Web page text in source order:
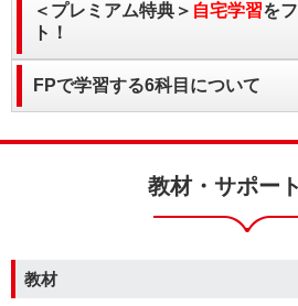
＜プレミアム特典＞ 自宅学習を
ト！
FPで学習する6科目について
教材・サポー
教材